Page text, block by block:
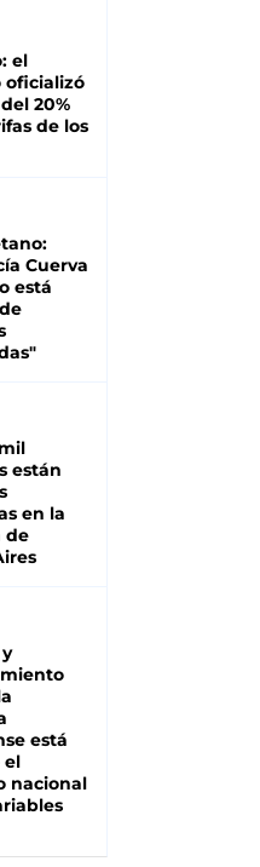
el
oficializó
20%
de los
Cuerva
está
están
en la
de
está
el
nacional